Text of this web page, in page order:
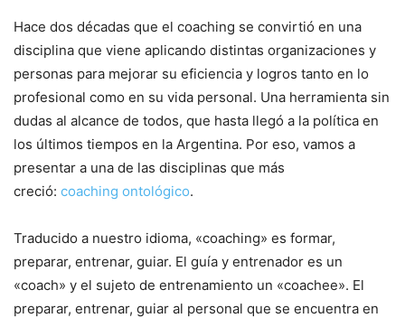
Hace dos décadas que el coaching se convirtió en una
disciplina que viene aplicando distintas organizaciones y
personas para mejorar su eficiencia y logros tanto en lo
profesional como en su vida personal. Una herramienta sin
dudas al alcance de todos, que hasta llegó a la política en
los últimos tiempos en la Argentina. Por eso, vamos a
presentar a una de las disciplinas que más
creció: coaching ontológico.
Traducido a nuestro idioma, «coaching» es formar,
preparar, entrenar, guiar. El guía y entrenador es un
«coach» y el sujeto de entrenamiento un «coachee». El
preparar, entrenar, guiar al personal que se encuentra en